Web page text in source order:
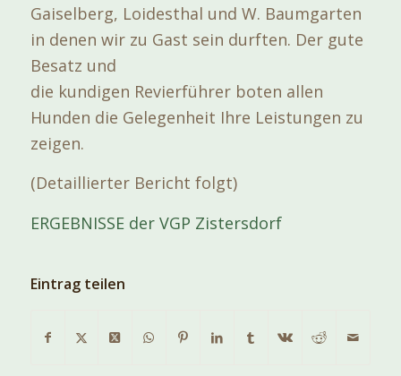
Gaiselberg, Loidesthal und W. Baumgarten
in denen wir zu Gast sein durften. Der gute
Besatz und
die kundigen Revierführer boten allen
Hunden die Gelegenheit Ihre Leistungen zu
zeigen.
(Detaillierter Bericht folgt)
ERGEBNISSE der VGP Zistersdorf
Eintrag teilen